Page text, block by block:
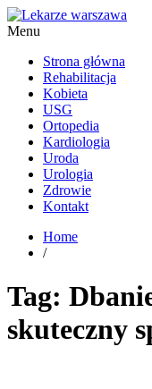
Menu
Strona główna
Rehabilitacja
Kobieta
USG
Ortopedia
Kardiologia
Uroda
Urologia
Zdrowie
Kontakt
Home
/
Tag:
skuteczny